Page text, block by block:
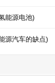
能源电池)
源汽车的缺点)